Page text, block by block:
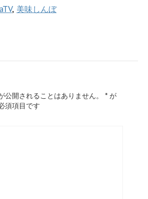
, 美味しんぼ
公開されることはありません。 * が
須項目です